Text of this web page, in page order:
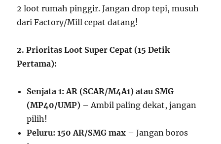
2 loot rumah pinggir. Jangan drop tepi, musuh
dari Factory/Mill cepat datang!
2. Prioritas Loot Super Cepat (15 Detik
Pertama):
Senjata 1: AR (SCAR/M4A1) atau SMG
(MP40/UMP) – Ambil paling dekat, jangan
pilih!
Peluru: 150 AR/SMG max – Jangan boros